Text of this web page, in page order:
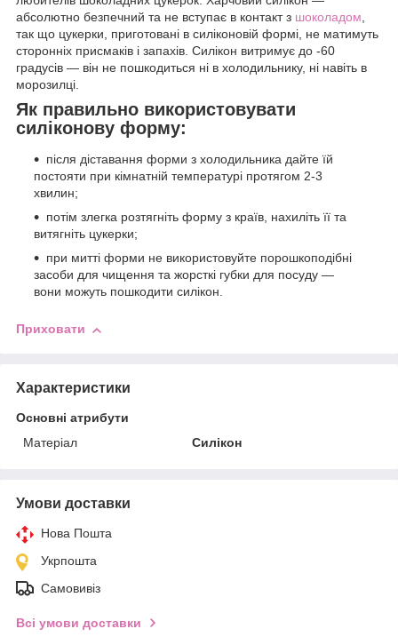
абсолютно безпечний та не вступає в контакт з шоколадом
так що цукерки, приготовані в силіконовій формі, не матимуть
сторонніх присмаків і запахів. Силікон витримує до -60
градусів — він не пошкодиться ні в холодильнику, ні навіть в
морозилці.
Як правильно використовувати
силіконову форму:
після діставання форми з холодильника дайте їй
постояти при кімнатній температурі протягом 2-3
хвилин;
потім злегка розтягніть форму з країв, нахиліть її та
витягніть цукерки;
при митті форми не використовуйте порошкоподібні
засоби для чищення та жорсткі губки для посуду —
вони можуть пошкодити силікон.
Приховати
Характеристики
Основні атрибути
Матеріал
Силікон
Умови доставки
Нова Пошта
Укрпошта
Самовивіз
Всі умови доставки